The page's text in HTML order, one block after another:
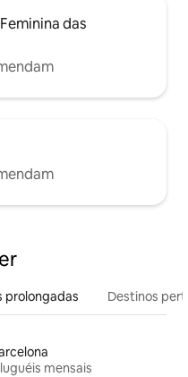
das
prolongadas Destinos
mensais